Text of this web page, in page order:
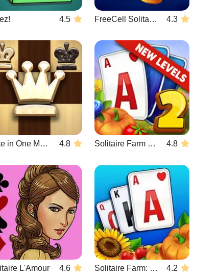
4.5 FreeCell Solitaire Blue 4.3
Mate in One Move 4.8 Solitaire Farm Seasons 2 4.8
L'Amour 4.6 Solitaire Farm: Seasons 4.2